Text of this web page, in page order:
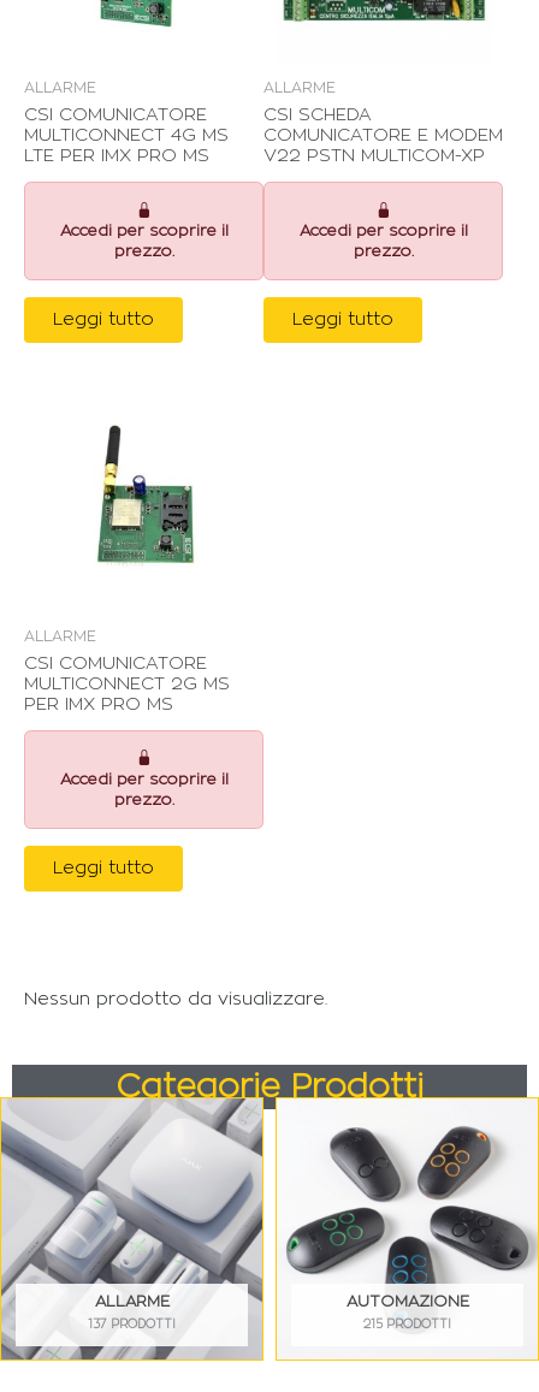
ALLARME
CSI COMUNICATORE
MULTICONNECT 4G MS
LTE PER IMX PRO MS
Accedi per scoprire il
prezzo.
Leggi tutto
ALLARME
CSI SCHEDA
COMUNICATORE E MODEM
V22 PSTN MULTICOM-XP
Accedi per scoprire il
prezzo.
Leggi tutto
ALLARME
CSI COMUNICATORE
MULTICONNECT 2G MS
PER IMX PRO MS
Accedi per scoprire il
prezzo.
Leggi tutto
Nessun prodotto da visualizzare.
Categorie Prodotti
ALLARME
137 PRODOTTI
AUTOMAZIONE
215 PRODOTTI